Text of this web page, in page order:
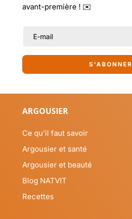
avant-première ! ✉️
S'ABONNER
ARGOUSIER
Ce qu’il faut savoir
Argousier et santé
Argousier et beauté
Blog NATVIT
Recettes